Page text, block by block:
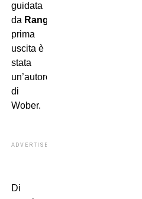
guidata
da Rangnick
prima
uscita è
stata
un’autorete
di
Wober.
ADVERTISEMENT
Di